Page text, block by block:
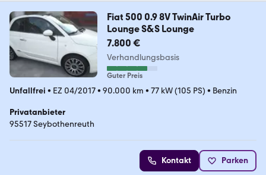
Fiat 500 0.9 8V TwinAir Turbo
Lounge S&S Lounge
7.800 €
Verhandlungsbasis
Guter Preis
Unfallfrei • EZ 04/2017• 90.000 km • 77 kW (105 PS) • Benzin
Privatanbieter
95517 Seybothenreuth
Kontakt Parken